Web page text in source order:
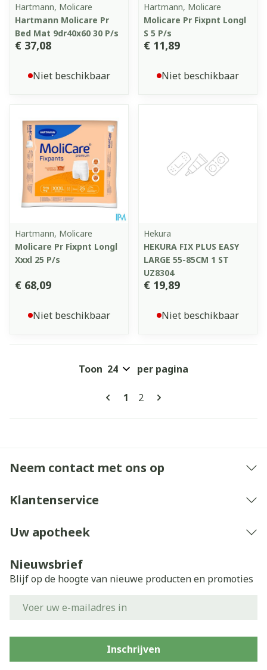
Hartmann, Molicare
Hartmann Molicare Pr
Bed Mat 9dr40x60 30 P/s
€ 37,08
Niet beschikbaar
Hartmann, Molicare
Molicare Pr Fixpnt Longl
S 5 P/s
€ 11,89
Niet beschikbaar
Hartmann, Molicare
Molicare Pr Fixpnt Longl
Xxxl 25 P/s
€ 68,09
Niet beschikbaar
Hekura
HEKURA FIX PLUS EASY
LARGE 55-85CM 1 ST
UZ8304
€ 19,89
Niet beschikbaar
Pagina's
U lees momenteel pagina
1 Pagina
2
Toon per pagina
Neem contact met ons op
Klantenservice
Uw apotheek
Nieuwsbrief
Blijf op de hoogte van nieuwe producten en promoties
Inschrijven